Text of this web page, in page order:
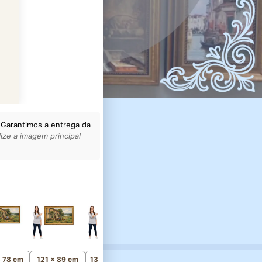
a entrega da
a imagem principal
78 cm 121 x 89 cm 136 x 100 cm